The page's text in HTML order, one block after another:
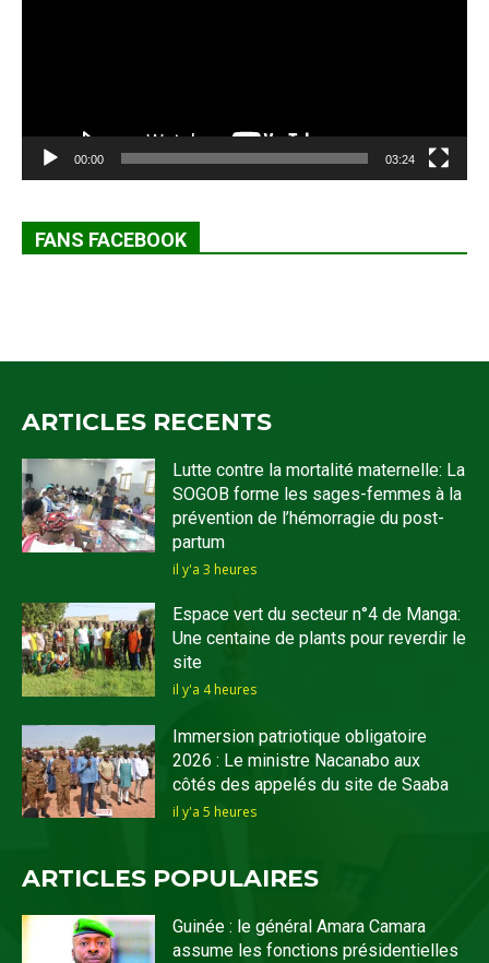
00:00 03:24
FANS FACEBOOK
ARTICLES RECENTS
Lutte contre la mortalité maternelle: La
SOGOB forme les sages-femmes à la
prévention de l’hémorragie du post-
partum
il y'a 3 heures
Espace vert du secteur n°4 de Manga:
Une centaine de plants pour reverdir le
site
il y'a 4 heures
Immersion patriotique obligatoire
2026 : Le ministre Nacanabo aux
côtés des appelés du site de Saaba
il y'a 5 heures
ARTICLES POPULAIRES
Guinée : le général Amara Camara
assume les fonctions présidentielles